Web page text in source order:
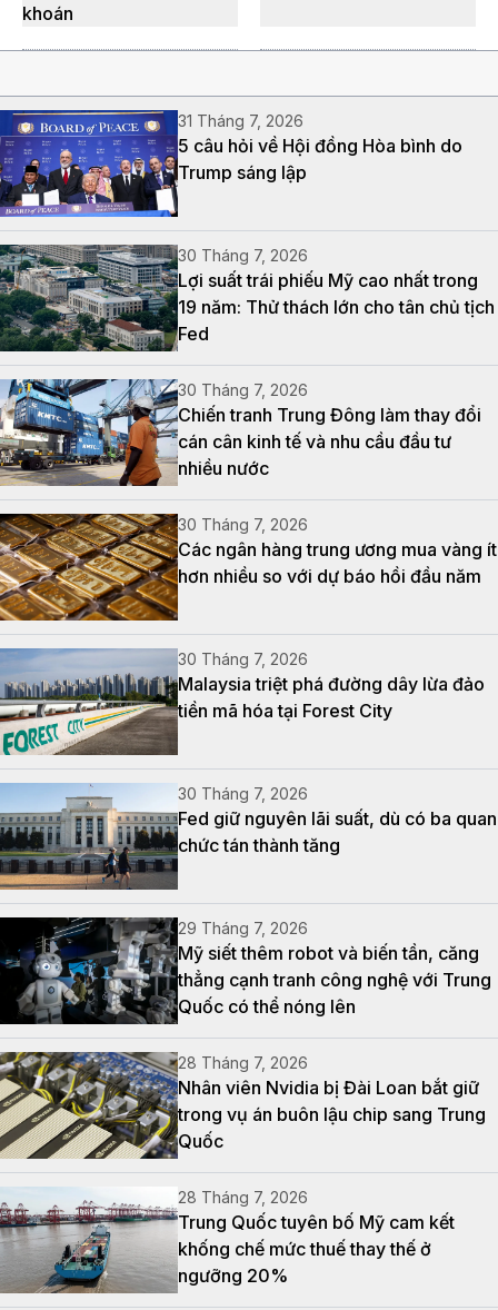
khoán
31 Tháng 7, 2026
5 câu hỏi về Hội đồng Hòa bình do
Trump sáng lập
30 Tháng 7, 2026
Lợi suất trái phiếu Mỹ cao nhất trong
19 năm: Thử thách lớn cho tân chủ tịch
Fed
30 Tháng 7, 2026
Chiến tranh Trung Đông làm thay đổi
cán cân kinh tế và nhu cầu đầu tư
nhiều nước
30 Tháng 7, 2026
Các ngân hàng trung ương mua vàng ít
hơn nhiều so với dự báo hồi đầu năm
30 Tháng 7, 2026
Malaysia triệt phá đường dây lừa đảo
tiền mã hóa tại Forest City
30 Tháng 7, 2026
Fed giữ nguyên lãi suất, dù có ba quan
chức tán thành tăng
29 Tháng 7, 2026
Mỹ siết thêm robot và biến tần, căng
thẳng cạnh tranh công nghệ với Trung
Quốc có thể nóng lên
28 Tháng 7, 2026
Nhân viên Nvidia bị Đài Loan bắt giữ
trong vụ án buôn lậu chip sang Trung
Quốc
28 Tháng 7, 2026
Trung Quốc tuyên bố Mỹ cam kết
khống chế mức thuế thay thế ở
ngưỡng 20%